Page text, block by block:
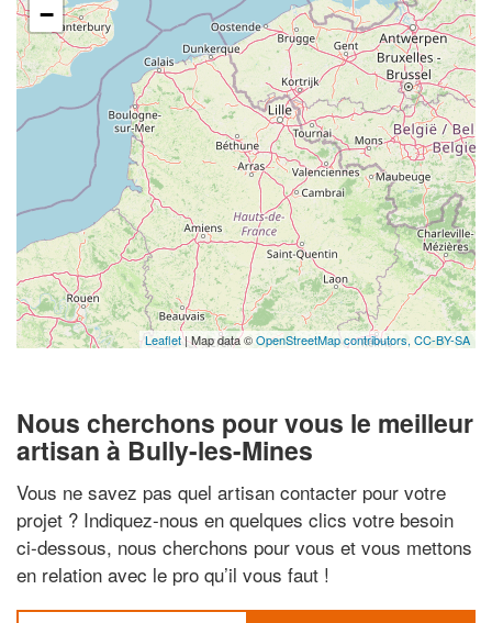
−
Leaflet| Map data ©OpenStreetMap contributors, CC-BY-SA
Nous cherchons pour vous le meilleur
artisan à Bully-les-Mines
Vous ne savez pas quel artisan contacter pour votre
projet ? Indiquez-nous en quelques clics votre besoin
ci-dessous, nous cherchons pour vous et vous mettons
en relation avec le pro qu’il vous faut !